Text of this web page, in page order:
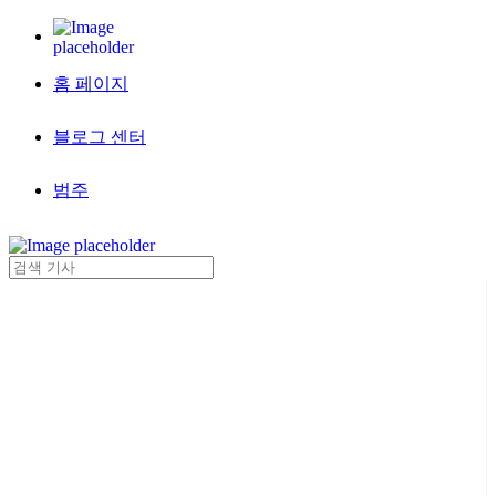
홈 페이지
블로그 센터
범주